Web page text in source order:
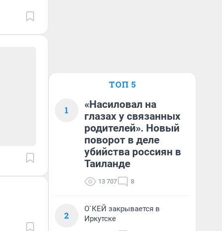
ТОП 5
1
«Насиловал на
глазах у связанных
родителей». Новый
поворот в деле
убийства россиян в
Таиланде
13 707 8
2
О`КЕЙ закрывается в
Иркутске